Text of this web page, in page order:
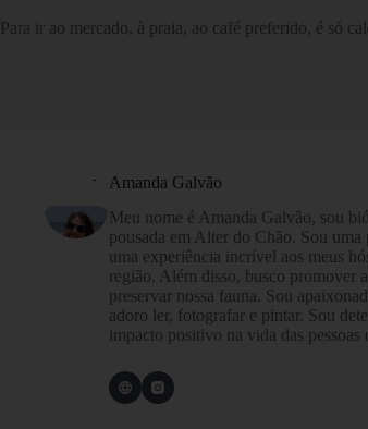
Para ir ao mercado, à praia, ao café preferido, é só
Amanda Galvão
Meu nome é Amanda Galvão, sou
pousada em Alter do Chão. Sou
uma experiência incrível aos meus
região. Além disso, busco promover
preservar nossa fauna. Sou
adoro ler, fotografar e pintar. Sou
impacto positivo na vida das pessoas